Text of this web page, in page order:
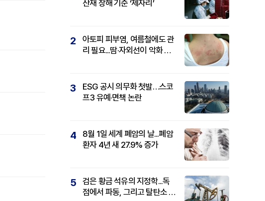
산재 장해 기준 ‘제자리’
2
아토피 피부염, 여름철에도 관
리 필요...땀·자외선이 악화 요
3
ESG 공시 의무화 첫발…스코
프3 유예·면책 논란
4
8월 1일 세계 폐암의 날...폐암
환자 4년 새 27.9% 증가
5
검은 황금 석유의 지정학...독
점에서 파동, 그리고 탈탄소 패